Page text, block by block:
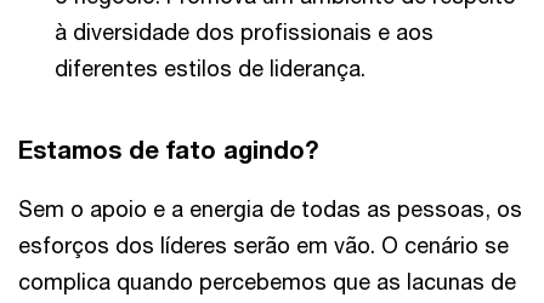
à diversidade dos profissionais e aos
diferentes estilos de liderança.
Estamos de fato agindo?
Sem o apoio e a energia de todas as pessoas, os
esforços dos líderes serão em vão. O cenário se
complica quando percebemos que as lacunas de